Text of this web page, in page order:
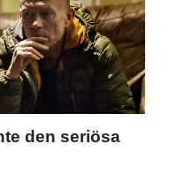
den seriösa